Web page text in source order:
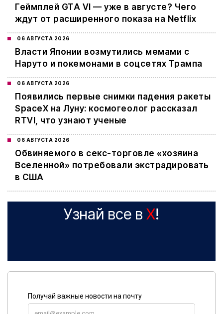
Геймплей GTA VI — уже в августе? Чего
ждут от расширенного показа на Netflix
06 АВГУСТА 2026
Власти Японии возмутились мемами с
Наруто и покемонами в соцсетях Трампа
06 АВГУСТА 2026
Появились первые снимки падения ракеты
SpaceX на Луну: космогеолог рассказал
RTVI, что узнают ученые
06 АВГУСТА 2026
Обвиняемого в секс-торговле «хозяина
Вселенной» потребовали экстрадировать
в США
Узнай все в X!